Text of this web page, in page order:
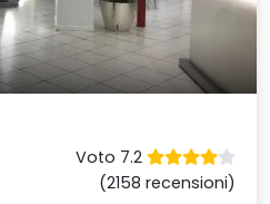
Voto 7.2
(2158 recensioni)